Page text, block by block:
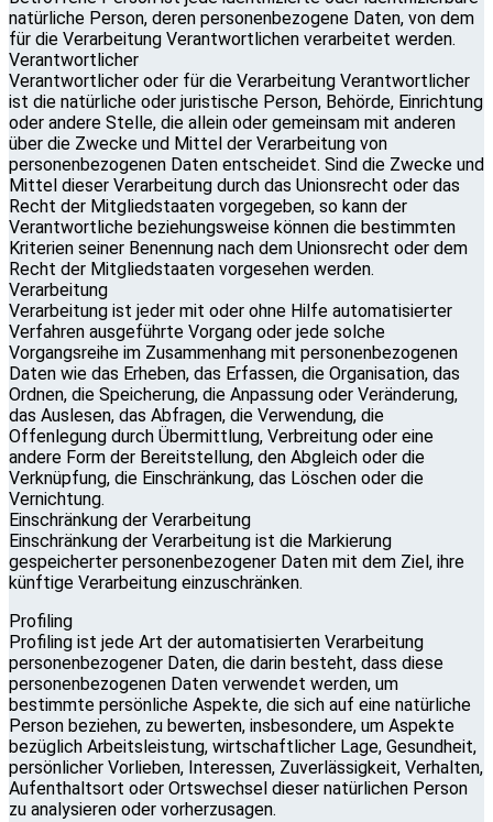
natürliche Person, deren personenbezogene Daten, von dem
für die Verarbeitung Verantwortlichen verarbeitet werden.
Verantwortlicher
Verantwortlicher oder für die Verarbeitung Verantwortlicher
ist die natürliche oder juristische Person, Behörde, Einrichtung
oder andere Stelle, die allein oder gemeinsam mit anderen
über die Zwecke und Mittel der Verarbeitung von
personenbezogenen Daten entscheidet. Sind die Zwecke und
Mittel dieser Verarbeitung durch das Unionsrecht oder das
Recht der Mitgliedstaaten vorgegeben, so kann der
Verantwortliche beziehungsweise können die bestimmten
Kriterien seiner Benennung nach dem Unionsrecht oder dem
Recht der Mitgliedstaaten vorgesehen werden.
Verarbeitung
Verarbeitung ist jeder mit oder ohne Hilfe automatisierter
Verfahren ausgeführte Vorgang oder jede solche
Vorgangsreihe im Zusammenhang mit personenbezogenen
Daten wie das Erheben, das Erfassen, die Organisation, das
Ordnen, die Speicherung, die Anpassung oder Veränderung,
das Auslesen, das Abfragen, die Verwendung, die
Offenlegung durch Übermittlung, Verbreitung oder eine
andere Form der Bereitstellung, den Abgleich oder die
Verknüpfung, die Einschränkung, das Löschen oder die
Vernichtung.
Einschränkung der Verarbeitung
Einschränkung der Verarbeitung ist die Markierung
gespeicherter personenbezogener Daten mit dem Ziel, ihre
künftige Verarbeitung einzuschränken.
Profiling
Profiling ist jede Art der automatisierten Verarbeitung
personenbezogener Daten, die darin besteht, dass diese
personenbezogenen Daten verwendet werden, um
bestimmte persönliche Aspekte, die sich auf eine natürliche
Person beziehen, zu bewerten, insbesondere, um Aspekte
bezüglich Arbeitsleistung, wirtschaftlicher Lage, Gesundheit,
persönlicher Vorlieben, Interessen, Zuverlässigkeit, Verhalten,
Aufenthaltsort oder Ortswechsel dieser natürlichen Person
zu analysieren oder vorherzusagen.